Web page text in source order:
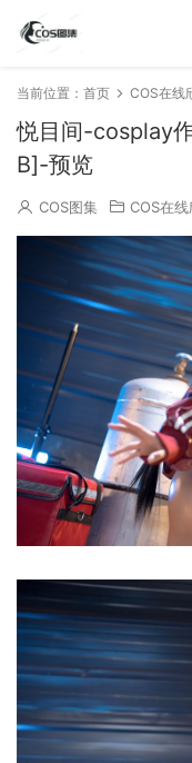
当前位置： 首页 COS在线
悦目间-cosplay
B]-预览
COS图集 COS在